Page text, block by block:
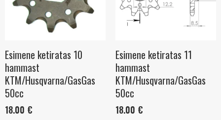
Esimene ketiratas 10
hammast
KTM/Husqvarna/GasGas
50cc
18.00 €
Esimene ketiratas 11
hammast
KTM/Husqvarna/GasGas
50cc
18.00 €